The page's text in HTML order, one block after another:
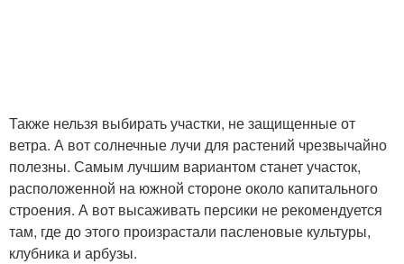
Также нельзя выбирать участки, не защищенные от
ветра. А вот солнечные лучи для растений чрезвычайно
полезны. Самым лучшим вариантом станет участок,
расположенной на южной стороне около капитального
строения. А вот высаживать персики не рекомендуется
там, где до этого произрастали пасленовые культуры,
клубника и арбузы.